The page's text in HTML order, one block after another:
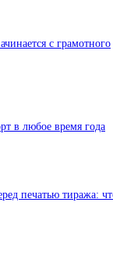
с грамотного
в любое время года
печатью тиража: